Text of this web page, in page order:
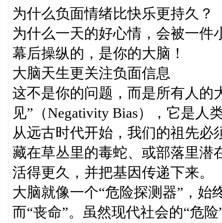
为什么负面情绪比快乐更持久？
为什么一天的好心情，会被一件
幕后操纵的，是你的大脑！
大脑天生更关注负面信息
这不是你的问题，而是所有人的
见”（Negativity Bias），它是人
从远古时代开始，我们的祖先必
藏在草丛里的毒蛇、或部落里潜
活得更久，并把基因传递下来。
大脑就像一个“危险探测器”，始
而“丧命”。虽然现代社会的“危